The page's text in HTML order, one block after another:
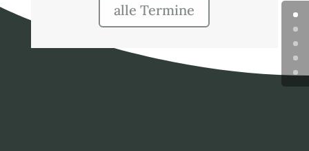
alle Termine